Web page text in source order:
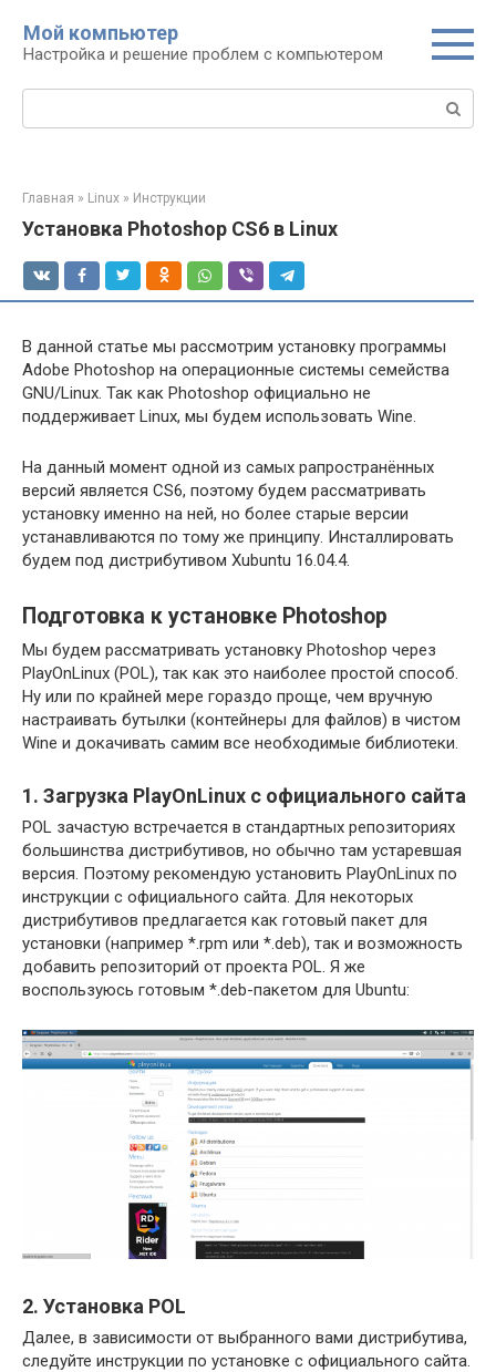
контенту
Мой компьютер
Настройка и решение проблем с компьютером
Поиск:
Главная » Linux » Инструкции
Установка Photoshop CS6 в Linux
В данной статье мы рассмотрим установку программы
Adobe Photoshop на операционные системы семейства
GNU/Linux. Так как Photoshop официально не
поддерживает Linux, мы будем использовать Wine.
На данный момент одной из самых рапространённых
версий является CS6, поэтому будем рассматривать
установку именно на ней, но более старые версии
устанавливаются по тому же принципу. Инсталлировать
будем под дистрибутивом Xubuntu 16.04.4.
Подготовка к установке Photoshop
Мы будем рассматривать установку Photoshop через
PlayOnLinux (POL), так как это наиболее простой способ.
Ну или по крайней мере гораздо проще, чем вручную
настраивать бутылки (контейнеры для файлов) в чистом
Wine и докачивать самим все необходимые библиотеки.
1. Загрузка PlayOnLinux с официального сайта
POL зачастую встречается в стандартных репозиториях
большинства дистрибутивов, но обычно там устаревшая
версия. Поэтому рекомендую установить PlayOnLinux по
инструкции с официального сайта. Для некоторых
дистрибутивов предлагается как готовый пакет для
установки (например *.rpm или *.deb), так и возможность
добавить репозиторий от проекта POL. Я же
воспользуюсь готовым *.deb-пакетом для Ubuntu:
2. Установка POL
Далее, в зависимости от выбранного вами дистрибутива,
следуйте инструкции по установке с официального сайта.